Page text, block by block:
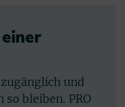
und
bleiben. PRO